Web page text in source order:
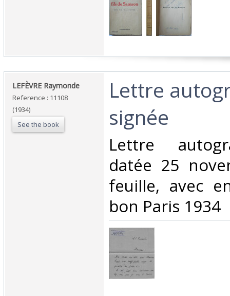
‎LEFÈVRE Raymonde‎
Reference : 11108
(1934)
See the book
‎Lettre
signée‎
‎Lettre
datée 25
feuille, avec
bon Paris 1934 ‎